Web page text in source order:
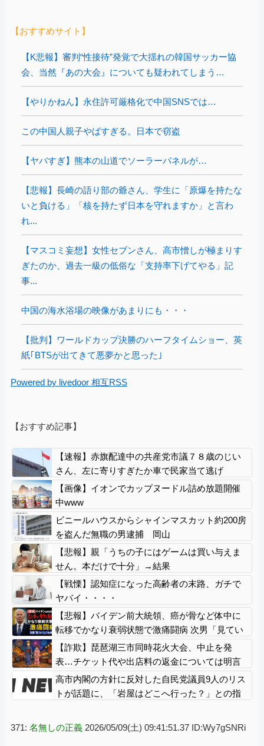
【おすすめサイト】
【K悲報】審判“性接待”発覚で大揺れの韓国サッカー協
会、当然『あの大会』についても疑われてしまう…
【やりかねん】永住許可厳格化で中国SNSでは…
この中国人親子やばすぎる。日本で窃盗
【ヤバすぎ】熊本の山道でソーラーパネルが…
【悲報】長崎の語り部の爺さん、学生に「原爆を持たな
いと負ける」「核を持たず日本を守れますか」と言わ
れ...
【マスコミ妄想】女性セブンさん、高市憎しが極まりす
ぎたのか、過去一級の低俗な「支持率下げてやる」記
事...
中国の海水浴場の映像があまりにも・・・
【批判】ワールドカップ決勝のハーフタイムショー、英
紙｢BTSが出てきて悪夢かと思った｣
Powered by livedoor 相互RSS
【おすすめ記事】
【速報】赤旗配達中の共産党市議７８歳のじい
さん、左に寄りすぎたか車で民家当て逃げ
【画像】イオンでカップヌードル詰め放題開催
中www
ビニールハウスからシャインマスカット約200房
を盗んだ無職の男逮捕 岡山
【悲報】親「うちの子にはゲームは買い与えま
せん。本だけで十分」→結果
【戦慄】認知症になった高齢者の末路、ガチで
ヤバイ・・・・
【悲報】バイデン前大統領、癌が骨など体中に
転移でかなり衰弱状態で激痛闘病 次男「見てい
てとても辛い」
【詐欺】琵琶湖三市同時花火大会、中止を発
表…チケット代や出店料の返金については明言
せず
高市内閣の方針に反対した自民党議員9人のリス
トが話題に、「岩屋はどこへ行った？」との指
371: 名無しの正義 2026/05/09(土) 09:41:51.37 ID:Wy7gSNRi